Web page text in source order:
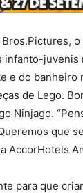
infanto-
e do
de Lego.
Ninjago.
que
AccorHotels
para que